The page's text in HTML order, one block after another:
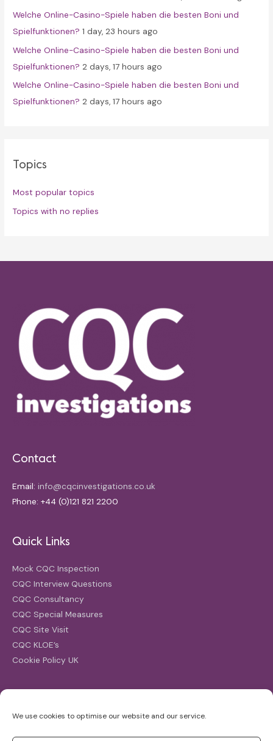
We use cookies to optimise our website and our service.
Welche Online-Casino-Spiele haben die besten Boni und
Spielfunktionen? 1 day, 23 hours ago
Welche Online-Casino-Spiele haben die besten Boni und
Spielfunktionen? 2 days, 17 hours ago
Welche Online-Casino-Spiele haben die besten Boni und
Spielfunktionen? 2 days, 17 hours ago
Topics
Most popular topics
Topics with no replies
Contact
Email: info@cqcinvestigations.co.uk
Phone: +44 (0)121 821 2200
Quick Links
Mock CQC Inspection
CQC Interview Questions
CQC Consultancy
CQC Special Measures
CQC Site Visit
CQC KLOE’s
Cookie Policy UK